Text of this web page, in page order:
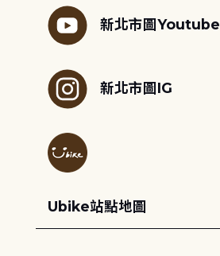
新北市圖Youtube
新北市圖IG
Ubike站點地圖